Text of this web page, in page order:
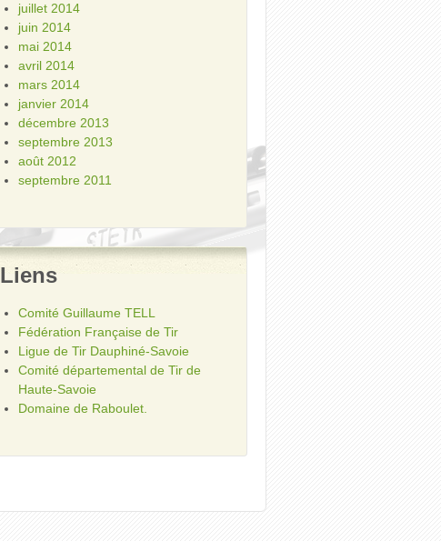
juillet 2014
juin 2014
mai 2014
avril 2014
mars 2014
janvier 2014
décembre 2013
septembre 2013
août 2012
septembre 2011
Liens
Comité Guillaume TELL
Fédération Française de Tir
Ligue de Tir Dauphiné-Savoie
Comité départemental de Tir de
Haute-Savoie
Domaine de Raboulet.